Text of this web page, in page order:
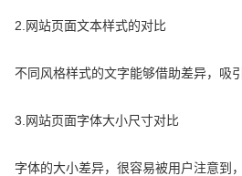
2.网站页面文本样式的对比
不同风格样式的文字能够借助差异，吸
3.网站页面字体大小尺寸对比
字体的大小差异，很容易被用户注意到